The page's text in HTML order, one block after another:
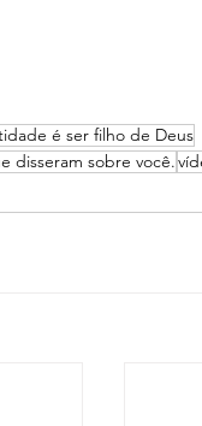
é ser filho de Deus
disseram sobre você.